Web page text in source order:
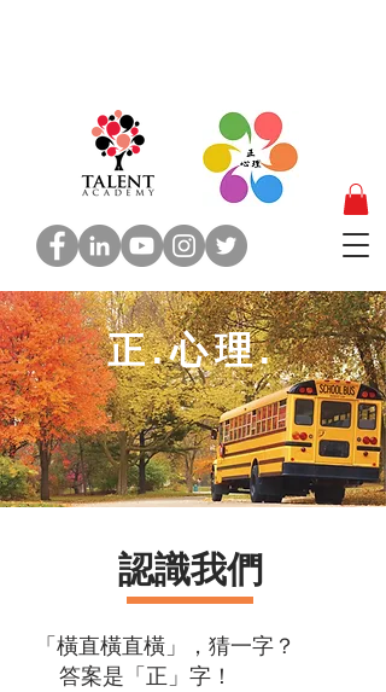
正.心理.
認識我們
「橫直橫直橫」，猜一字？
答案是「正」字！